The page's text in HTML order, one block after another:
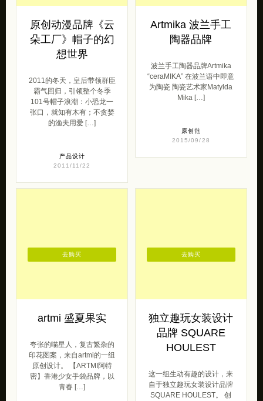
原创动漫品牌《云
朵工厂》帽子的幻
想世界
2011的冬天，皇后带领群臣
霸气回归，引领整个冬季
101号帽子浪潮：小恐龙一
张口，就知有木有；不贪婪
的渔夫用爱 […]
产品设计
2011/11/22
Artmika 波兰手工
陶器品牌
波兰手工陶器品牌Artmika
“ceraMIKA” 在波兰语中即意
为陶瓷 陶瓷艺术家Matylda
Mika […]
原创范
2015/09/28
artmi 盛夏果实
夸张的喵星人，复古繁杂的
印花图案，来自artmi的一组
原创设计。 【ARTMI阿特
密】香港少女手袋品牌，以
青春 […]
去购买
独立趣玩女装设计
品牌 SQUARE
HOULEST
这一组生动有趣的设计，来
自于独立趣玩女装设计品牌
SQUARE HOULEST。 创
去购买